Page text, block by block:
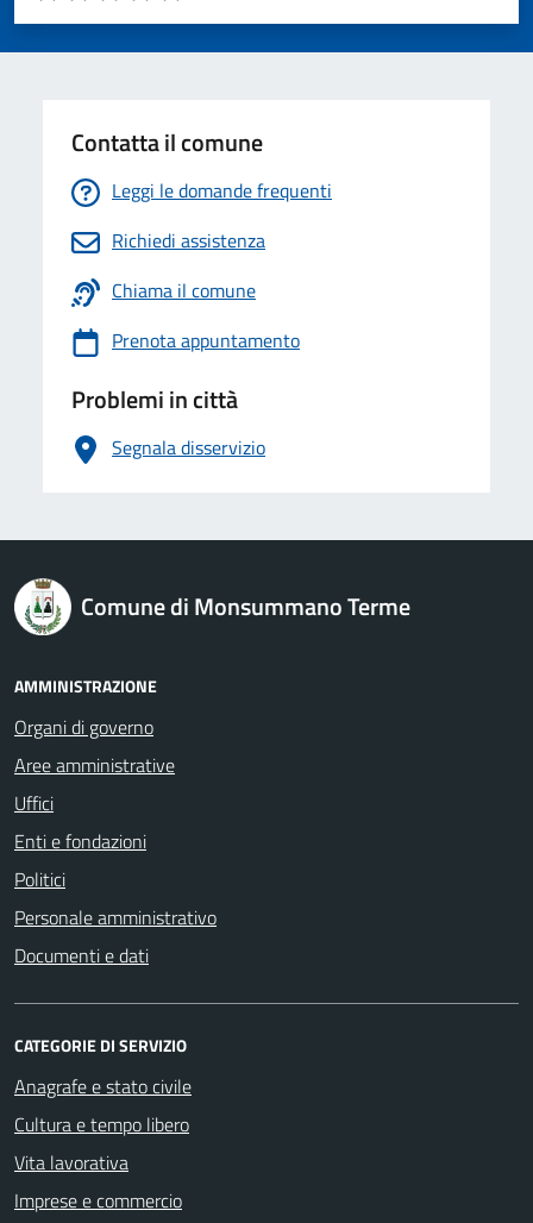
Valuta 5 stelle su 5
Valuta 4 stelle su 5
Valuta 3 stelle su 5
Valuta 2 stelle su 5
Valuta 1 stelle su 5
Contatta il comune
Leggi le domande frequenti
Richiedi assistenza
Chiama il comune
Prenota appuntamento
Problemi in città
Segnala disservizio
logo Unione Europea
Comune di Monsummano Terme
AMMINISTRAZIONE
Organi di governo
Aree amministrative
Uffici
Enti e fondazioni
Politici
Personale amministrativo
Documenti e dati
CATEGORIE DI SERVIZIO
Anagrafe e stato civile
Cultura e tempo libero
Vita lavorativa
Imprese e commercio